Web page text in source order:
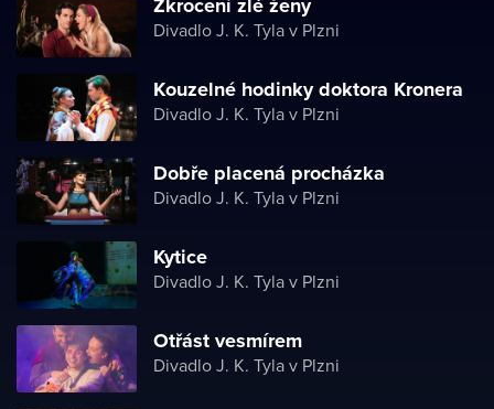
Divadlo J. K. Tyla v Plzni
Kouzelné hodinky doktora Kronera
Divadlo J. K. Tyla v Plzni
Dobře placená procházka
Divadlo J. K. Tyla v Plzni
Kytice
Divadlo J. K. Tyla v Plzni
Otřást vesmírem
Divadlo J. K. Tyla v Plzni